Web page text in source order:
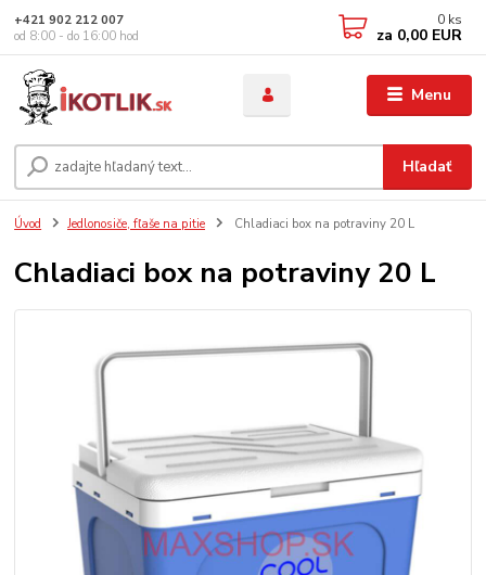
Menu
Hľadať
+421 902 212 007
od 8:00 - do 16:00 hod
0 ks
za 0,00 EUR
Úvod Jedlonosiče, fľaše na pitie Chladiaci box na potraviny 20 L
Chladiaci box na potraviny 20 L